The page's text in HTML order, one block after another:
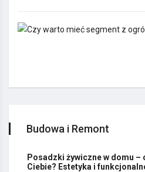
Budowa i Remont
Posadzki żywiczne w domu –
Ciebie? Estetyka i